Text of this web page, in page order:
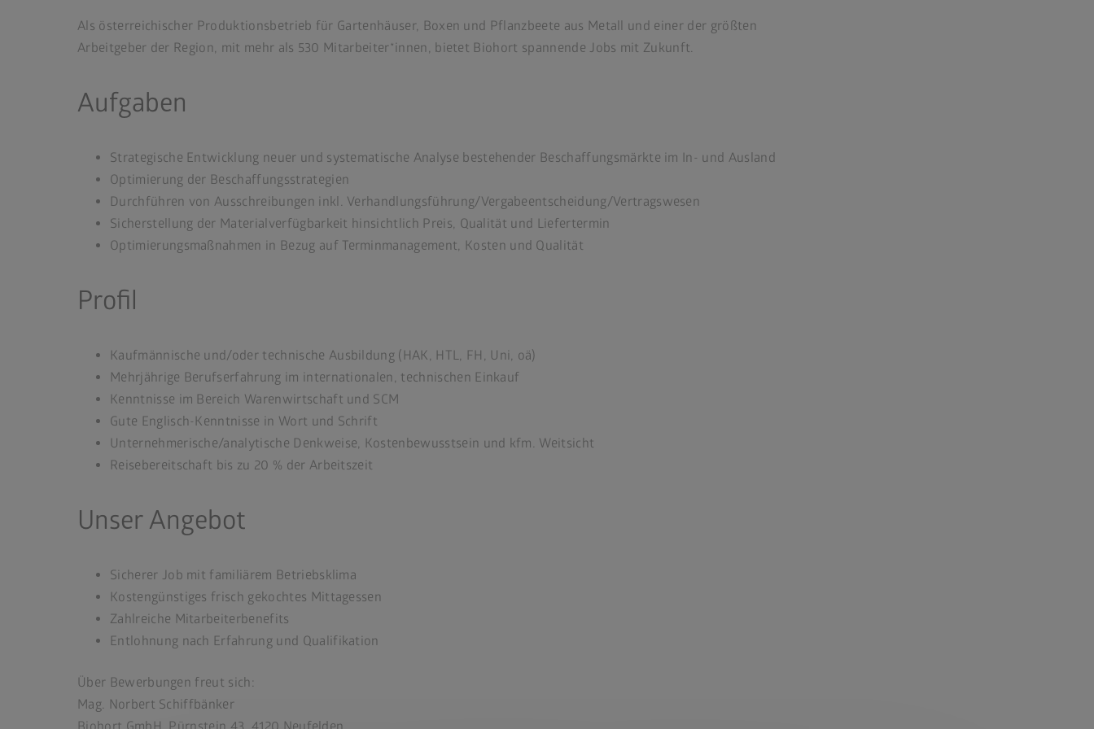
Als österreichischer Produktionsbetrieb für Gartenhäuser, Boxen und Pflanzbeete aus Metall und einer der größten
Arbeitgeber der Region, mit mehr als 530 Mitarbeiter*innen, bietet Biohort spannende Jobs mit Zukunft.
Aufgaben
Strategische Entwicklung neuer und systematische Analyse bestehender Beschaffungsmärkte im In- und Ausland
Optimierung der Beschaffungsstrategien
Durchführen von Ausschreibungen inkl. Verhandlungsführung/Vergabeentscheidung/Vertragswesen
Sicherstellung der Materialverfügbarkeit hinsichtlich Preis, Qualität und Liefertermin
Optimierungsmaßnahmen in Bezug auf Terminmanagement, Kosten und Qualität
Profil
Kaufmännische und/oder technische Ausbildung (HAK, HTL, FH, Uni, oä)
Mehrjährige Berufserfahrung im internationalen, technischen Einkauf
Kenntnisse im Bereich Warenwirtschaft und SCM
Gute Englisch-Kenntnisse in Wort und Schrift
Unternehmerische/analytische Denkweise, Kostenbewusstsein und kfm. Weitsicht
Reisebereitschaft bis zu 20 % der Arbeitszeit
Unser Angebot
Sicherer Job mit familiärem Betriebsklima
Kostengünstiges frisch gekochtes Mittagessen
Zahlreiche Mitarbeiterbenefits
Entlohnung nach Erfahrung und Qualifikation
Über Bewerbungen freut sich:
Mag. Norbert Schiffbänker